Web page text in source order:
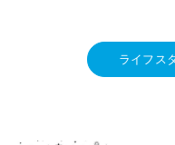
ライフス